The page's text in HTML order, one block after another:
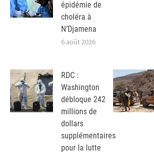
épidémie de
choléra à
N’Djamena
6 août 2026
RDC :
Washington
débloque 242
millions de
dollars
supplémentaires
pour la lutte